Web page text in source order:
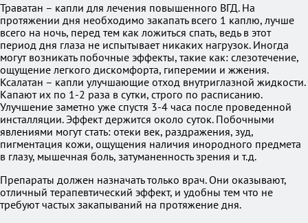
Траватан – капли для лечения повышенного ВГД. На
протяжении дня необходимо закапать всего 1 каплю, лучше
всего на ночь, перед тем как ложиться спать, ведь в этот
период дня глаза не испытывает никаких нагрузок. Иногда
могут возникать побочные эффекты, такие как: слезотечение,
ощущение легкого дискомфорта, гиперемии и жжения.
Ксалатан – капли улучшающие отход внутриглазной жидкости.
Капают их по 1-2 раза в сутки, строго по расписанию.
Улучшение заметно уже спустя 3-4 часа после проведенной
инсталляции. Эффект держится около суток. Побочными
явлениями могут стать: отеки век, раздражения, зуд,
пигментация кожи, ощущения наличия инородного предмета
в глазу, мышечная боль, затуманенность зрения и т.д.
Препараты должен назначать только врач. Они оказывают,
отличный терапевтический эффект, и удобны тем что не
требуют частых закапываний на протяжение дня.